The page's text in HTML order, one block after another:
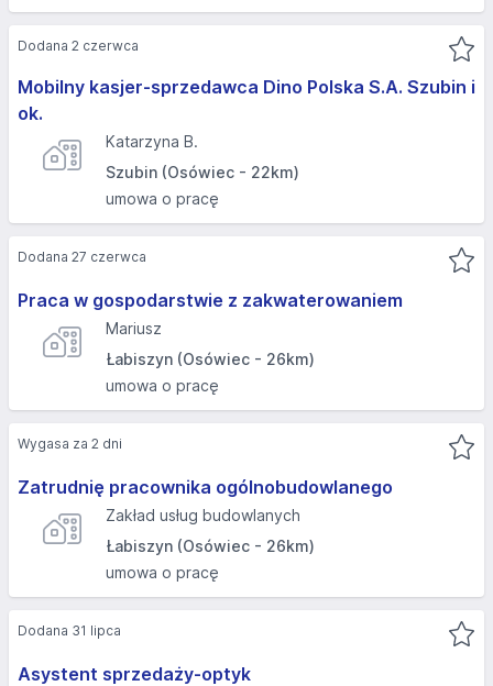
Mobilny kasjer-sprzedawca Dino Polska S.A. Szubin i
ok.
Katarzyna B.
Szubin (Osówiec - 22km)
umowa o pracę
Dodana 2 czerwca
Praca w gospodarstwie z zakwaterowaniem
Mariusz
Łabiszyn (Osówiec - 26km)
umowa o pracę
Dodana 27 czerwca
Zatrudnię pracownika ogólnobudowlanego
Zakład usług budowlanych
Łabiszyn (Osówiec - 26km)
umowa o pracę
Wygasa za 2 dni
Asystent sprzedaży-optyk
Dodana 31 lipca